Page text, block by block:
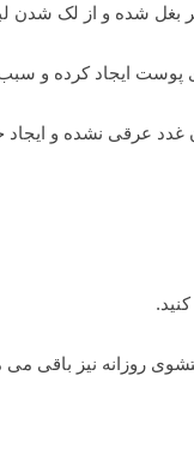
شده و از لک شدن
پوست ایجاد کرده و
عرقی نشده و
روزانه نیز باقی می